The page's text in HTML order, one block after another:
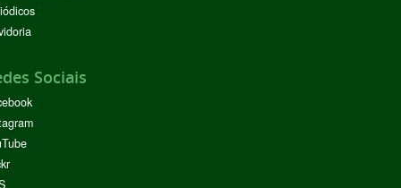
Sociais